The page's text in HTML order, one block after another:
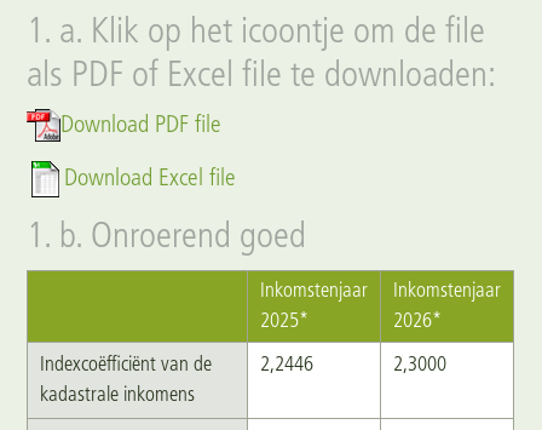
1. a. Klik op het icoontje om de file
als PDF of Excel file te downloaden:
Download PDF file
Download Excel file
1. b. Onroerend goed
Inkomstenjaar
2025*
Inkomstenjaar
2026*
Indexcoëfficiënt van de
kadastrale inkomens
2,2446 2,3000